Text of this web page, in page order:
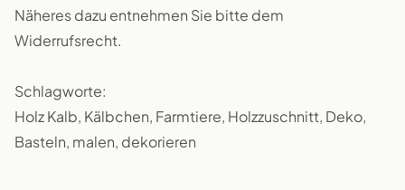
Näheres dazu entnehmen Sie bitte dem
Widerrufsrecht.
Schlagworte:
Holz Kalb, Kälbchen, Farmtiere, Holzzuschnitt, Deko,
Basteln, malen, dekorieren